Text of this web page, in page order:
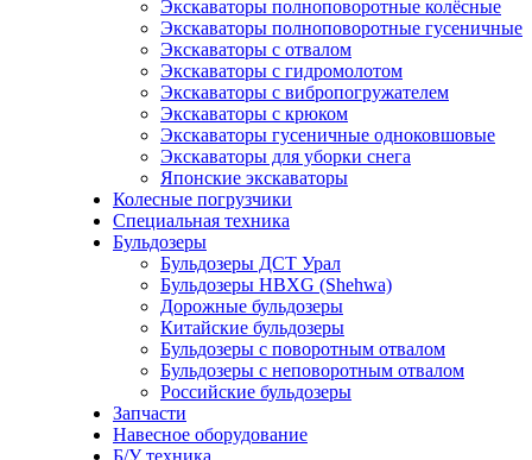
Экскаваторы полноповоротные колёсные
Экскаваторы полноповоротные гусеничные
Экскаваторы с отвалом
Экскаваторы с гидромолотом
Экскаваторы с вибропогружателем
Экскаваторы с крюком
Экскаваторы гусеничные одноковшовые
Экскаваторы для уборки снега
Японские экскаваторы
Колесные погрузчики
Специальная техника
Бульдозеры
Бульдозеры ДСТ Урал
Бульдозеры HBXG (Shehwa)
Дорожные бульдозеры
Китайские бульдозеры
Бульдозеры с поворотным отвалом
Бульдозеры с неповоротным отвалом
Российские бульдозеры
Запчасти
Навесное оборудование
Б/У техника